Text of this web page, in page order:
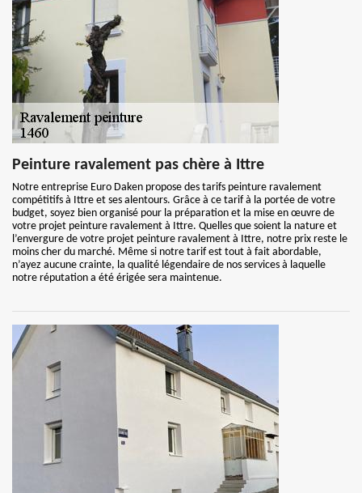
Peinture ravalement pas chère à Ittre
Notre entreprise Euro Daken propose des tarifs peinture ravalement
compétitifs à Ittre et ses alentours. Grâce à ce tarif à la portée de votre
budget, soyez bien organisé pour la préparation et la mise en œuvre de
votre projet peinture ravalement à Ittre. Quelles que soient la nature et
l’envergure de votre projet peinture ravalement à Ittre, notre prix reste le
moins cher du marché. Même si notre tarif est tout à fait abordable,
n’ayez aucune crainte, la qualité légendaire de nos services à laquelle
notre réputation a été érigée sera maintenue.